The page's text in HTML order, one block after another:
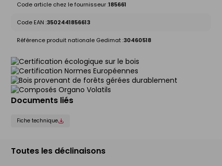
Code article chez le fournisseur :185661
Code EAN :3502441856613
Référence produit nationale Gedimat :30460518
Documents liés
Fiche technique
Toutes les déclinaisons